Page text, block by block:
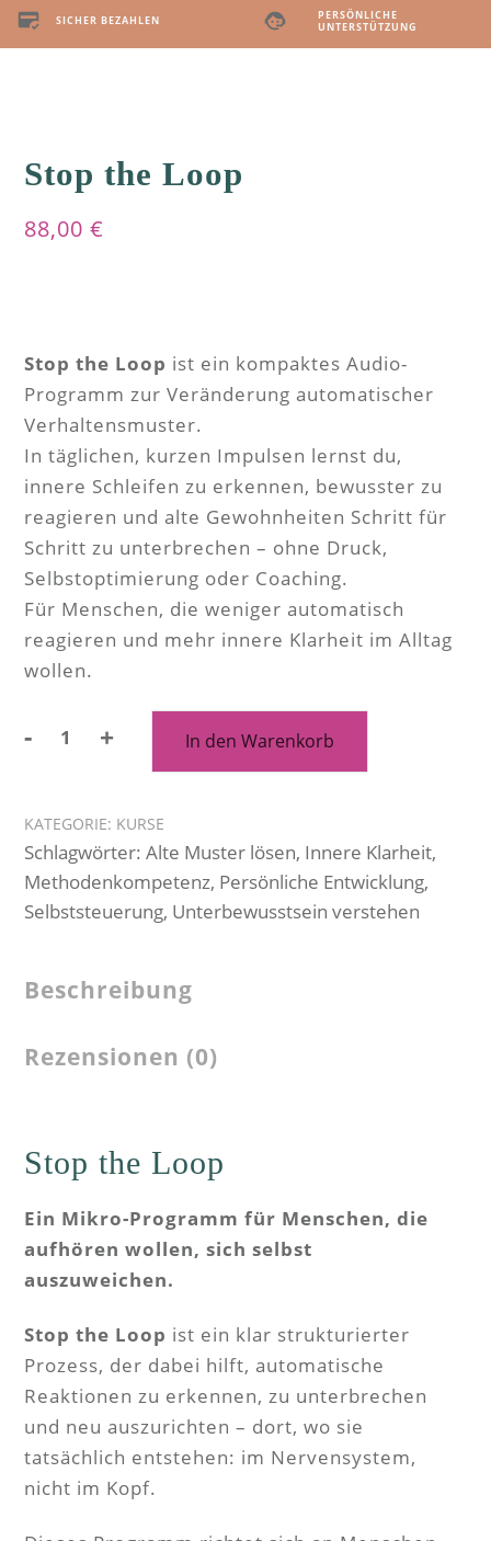
SICHER BEZAHLEN
PERSÖNLICHE
UNTERSTÜTZUNG
Stop the Loop
88,00 €
Stop the Loop ist ein kompaktes Audio-
Programm zur Veränderung automatischer
Verhaltensmuster.
In täglichen, kurzen Impulsen lernst du,
innere Schleifen zu erkennen, bewusster zu
reagieren und alte Gewohnheiten Schritt für
Schritt zu unterbrechen – ohne Druck,
Selbstoptimierung oder Coaching.
Für Menschen, die weniger automatisch
reagieren und mehr innere Klarheit im Alltag
wollen.
- + In den Warenkorb
KATEGORIE: KURSE
Schlagwörter: Alte Muster lösen, Innere Klarheit,
Methodenkompetenz, Persönliche Entwicklung,
Selbststeuerung, Unterbewusstsein verstehen
Beschreibung
Rezensionen (0)
Stop the Loop
Ein Mikro-Programm für Menschen, die
aufhören wollen, sich selbst
auszuweichen.
Stop the Loop ist ein klar strukturierter
Prozess, der dabei hilft, automatische
Reaktionen zu erkennen, zu unterbrechen
und neu auszurichten – dort, wo sie
tatsächlich entstehen: im Nervensystem,
nicht im Kopf.